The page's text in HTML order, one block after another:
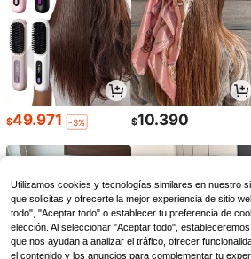
$49.971 -3% $10.390
Utilizamos cookies y tecnologías similares en nuestro
que solicitas y ofrecerte la mejor experiencia de sitio
todo", "Aceptar todo" o establecer tu preferencia de
elección. Al seleccionar "Aceptar todo",
que nos ayudan a analizar el tráfico, ofrecer
el contenido y los anuncios para complementar tu